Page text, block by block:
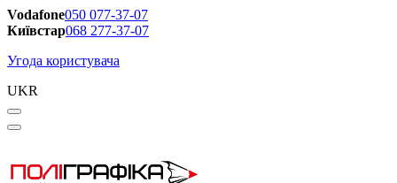
Vodafone050 077-37-07
Київстар068 277-37-07
Угода користувача
UKR